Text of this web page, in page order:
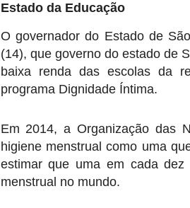
Estado da Educação
O governador do Estado de
(14), que governo do estado de
baixa renda das escolas da
programa Dignidade Íntima.
Em 2014, aOrganização das
higiene menstrual como uma
estimar que uma em cada
menstrual no mundo.